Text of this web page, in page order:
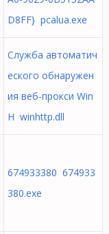
D8FF} pcalua.exe
Служба автоматич
еского обнаружен
ия веб-прокси Win
H winhttp.dll
674933380 674933
380.exe